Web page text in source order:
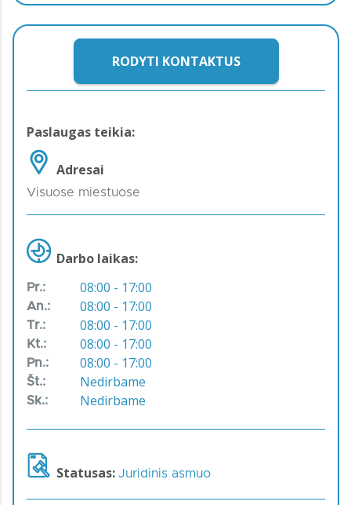
RODYTI KONTAKTUS
Paslaugas teikia:
Adresai
Visuose miestuose
Darbo laikas:
Pr.: 08:00 - 17:00
An.: 08:00 - 17:00
Tr.: 08:00 - 17:00
Kt.: 08:00 - 17:00
Pn.: 08:00 - 17:00
Št.: Nedirbame
Sk.: Nedirbame
Statusas: Juridinis asmuo